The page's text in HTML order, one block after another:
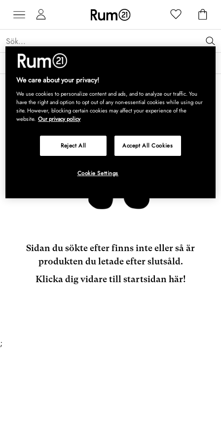
Få 15 % rabatt på Grythyttan Stålmöbler* →
Sidan du sökte efter finns inte eller så är
produkten du letade efter slutsåld.
Klicka dig vidare till startsidan här!
;
We care about your privacy!
We use cookies to personalize content and ads, and to analyze our traffic. You
have the right and option to opt out of any non-essential cookies while using our
site. However, blocking certain cookies may affect your experience of the
website. Our privacy policy
Reject All Accept All Cookies
Cookie Settings